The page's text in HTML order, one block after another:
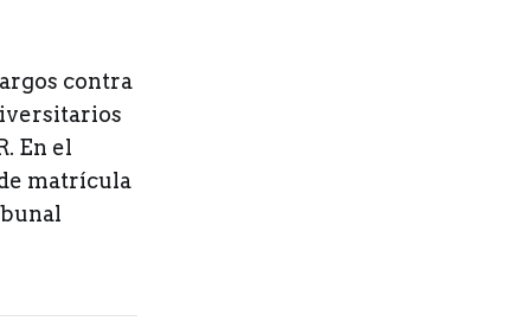
contra
En el
matrícula